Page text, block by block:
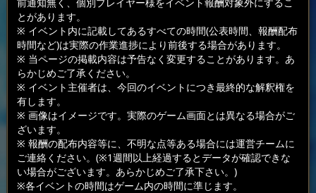
とがあります。
※ イベント内に記載してあるすべての時間(公表時間、報酬配布
時間など)は実際の作業進捗により前後する場合があります。
※ 当ページの掲載内容は予告なく変更することがあります。あ
らかじめご了承ください。
※ イベント主催者は、今回のイベントにつき最終的な解釈権を
有します。
※ 画像はイメージです。実際のゲーム画面とは異なる場合がご
ざいます。
※ 報酬の配布内容等に、不明な点等ある場合には運営チームに
ご連絡ください。(※1週間以上経過するとデータが確認できな
い場合がございます。あらかじめご了承下さい。)
※各イベントの時間はゲーム内の時間に準じます。